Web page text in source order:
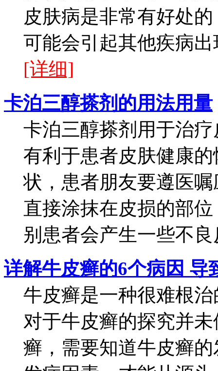
皮肤病是非常有好处
可能会引起其他疾病
[详细]
卡泊三醇搽剂的用法用量
卡泊三醇搽剂用于治
有利于患者皮肤健康
状，患者朋友要遵医
直接涂抹在皮损的部
别患者会产生一些不
详解牛皮癣的6个病因 导
牛皮癣是一种很难根
对于牛皮癣的探究并
癣，需要知道牛皮癣